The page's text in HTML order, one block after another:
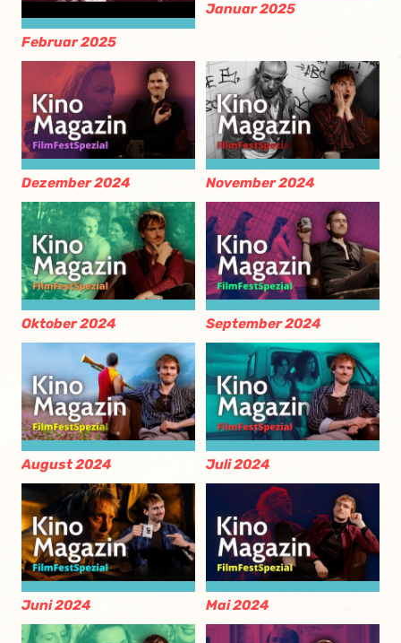
Februar 2025
Januar 2025
Dezember 2024 November 2024
Oktober 2024 September 2024
August 2024 Juli 2024
Juni 2024 Mai 2024